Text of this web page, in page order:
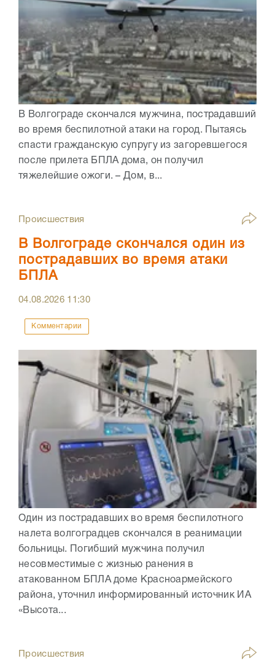
В Волгограде скончался мужчина, пострадавший
во время беспилотной атаки на город. Пытаясь
спасти гражданскую супругу из загоревшегося
после прилета БПЛА дома, он получил
тяжелейшие ожоги. – Дом, в...
Происшествия
В Волгограде скончался один из
пострадавших во время атаки
БПЛА
04.08.2026 11:30
Комментарии
Один из пострадавших во время беспилотного
налета волгоградцев скончался в реанимации
больницы. Погибший мужчина получил
несовместимые с жизнью ранения в
атакованном БПЛА доме Красноармейского
района, уточнил информированный источник ИА
«Высота...
Происшествия